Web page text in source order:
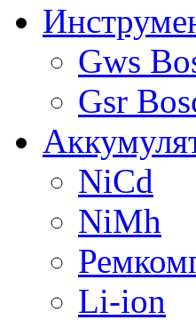
Gws
Gsr
NiCd
NiMh
Li-ion